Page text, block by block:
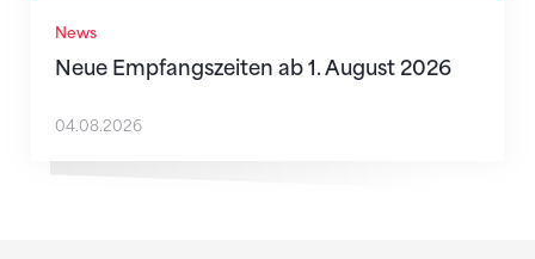
News
Neue Empfangszeiten ab 1. August 2026
04.08.2026